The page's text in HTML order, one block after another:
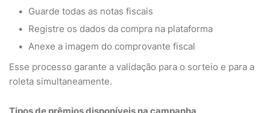
Guarde todas as notas fiscais
Registre os dados da compra na plataforma
Anexe a imagem do comprovante fiscal
Esse processo garante a validação para o sorteio e para a
roleta simultaneamente.